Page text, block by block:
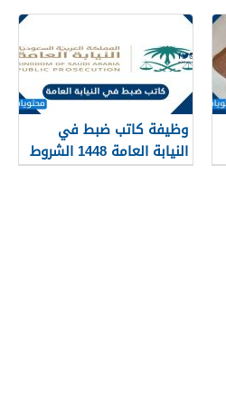
وظيفة كاتب ضبط في
النيابة العامة 1448 الشروط
وطريقة التقديم